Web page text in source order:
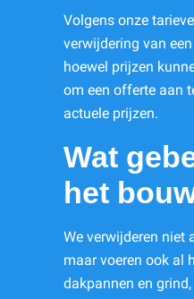
Volgens onze
verwijdering van
hoewel prijzen
om een offerte aan
actuele prijzen.
Wat
het
We verwijderen niet
maar voeren ook al
dakpannen en